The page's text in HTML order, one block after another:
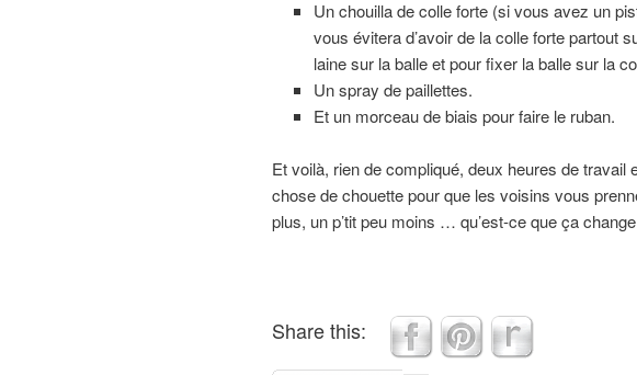
Un chouilla de colle forte (si vous avez un
vous évitera d’avoir de la colle forte partout
laine sur la balle et pour fixer la balle sur la
Un spray de paillettes.
Et un morceau de biais pour faire le ruban.
Et voilà, rien de compliqué, deux heures de travail
chose de chouette pour que les voisins vous
plus, un p’tit peu moins … qu’est-ce que ça
Share this: